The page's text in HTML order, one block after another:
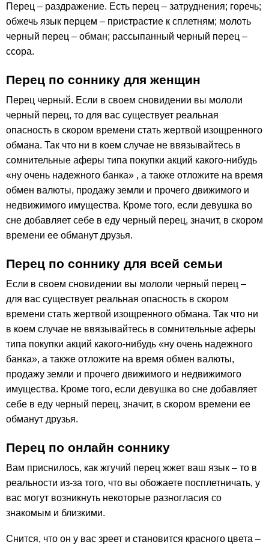
Перец – раздражение. Есть перец – затруднения; горечь;
обжечь язык перцем – пристрастие к сплетням; молоть
черный перец – обман; рассыпанный черный перец –
ссора.
Перец по соннику для женщин
Перец черный. Если в своем сновидении вы мололи
черный перец, то для вас существует реальная
опасность в скором времени стать жертвой изощренного
обмана. Так что ни в коем случае не ввязывайтесь в
сомнительные аферы типа покупки акций какого-нибудь
«ну очень надежного банка» , а также отложите на время
обмен валюты, продажу земли и прочего движимого и
недвижимого имущества. Кроме того, если девушка во
сне добавляет себе в еду черный перец, значит, в скором
времени ее обманут друзья.
Перец по соннику для всей семьи
Если в своем сновидении вы мололи черный перец –
для вас существует реальная опасность в скором
времени стать жертвой изощренного обмана. Так что ни
в коем случае не ввязывайтесь в сомнительные аферы
типа покупки акций какого-нибудь «ну очень надежного
банка», а также отложите на время обмен валюты,
продажу земли и прочего движимого и недвижимого
имущества. Кроме того, если девушка во сне добавляет
себе в еду черный перец, значит, в скором времени ее
обманут друзья.
Перец по онлайн соннику
Вам приснилось, как жгучий перец жжет ваш язык – то в
реальности из-за того, что вы обожаете посплетничать, у
вас могут возникнуть некоторые разногласия со
знакомым и близкими.
Снится, что он у вас зреет и становится красного цвета –